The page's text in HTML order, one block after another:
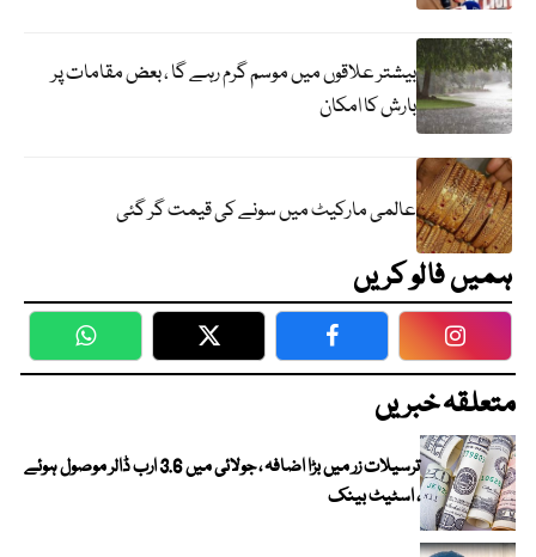
بیشتر علاقوں میں موسم گرم رہے گا ، بعض مقامات پر
بارش کا امکان
عالمی مارکیٹ میں سونے کی قیمت گر گئی
ہمیں فالو کریں
WhatsApp Twitter Facebook
متعلقہ خبریں
ترسیلات زر میں بڑا اضافہ ، جولائی میں 3.6 ارب ڈالر موصول ہوئے
، اسٹیٹ بینک